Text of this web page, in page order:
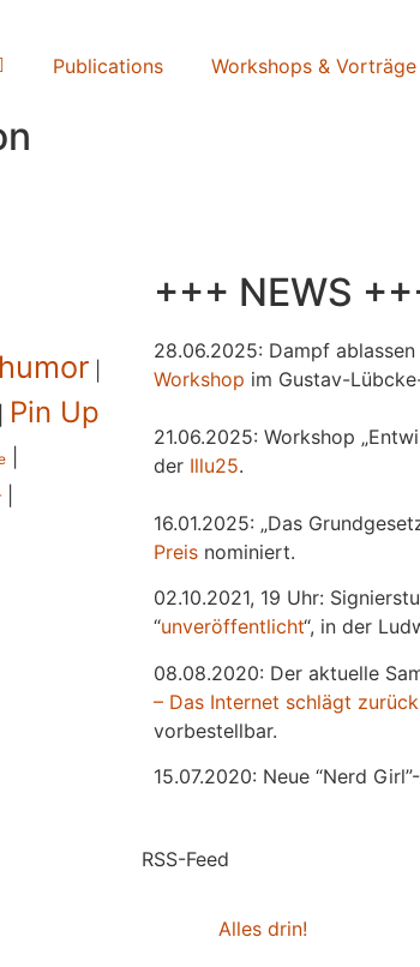
Publications Workshops & Vorträge
humor
Pin Up
|
+++ NEWS
28.06.2025: Dampf
Workshop im Gustav-
21.06.2025: Workshop
der Illu25.
16.01.2025: „Das
Preis nominiert.
02.10.2021, 19 Uhr:
“unveröffentlicht“, in der
08.08.2020: Der aktuelle
– Das Internet schlägt
vorbestellbar.
15.07.2020: Neue “Nerd
RSS-Feed
Alles drin!